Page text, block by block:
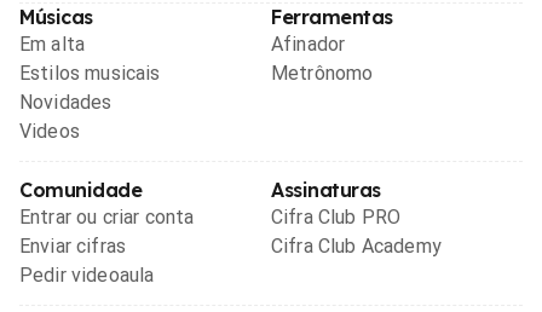
Músicas
Em alta
Estilos musicais
Novidades
Videos
Ferramentas
Afinador
Metrônomo
Comunidade
Entrar ou criar conta
Enviar cifras
Pedir videoaula
Assinaturas
Cifra Club PRO
Cifra Club Academy